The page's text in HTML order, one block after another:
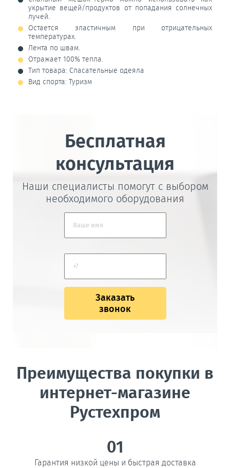
укрытие вещей/продуктов от попадания солнечных
лучей.
Остается эластичным при отрицательных
температурах.
Лента по швам.
Отражает 100% тепла.
Тип товара: Спасательные одеяла
Вид спорта: Туризм
Бесплатная
консультация
Наши специалисты помогут с выбором
необходимого оборудования
Заказать
звонок
Преимущества покупки в
интернет-магазине
Рустехпром
01
Гарантия низкой цены и быстрая доставка